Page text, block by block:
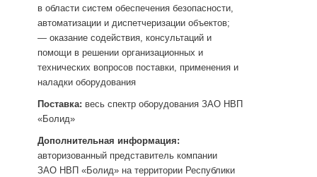
в области систем обеспечения безопасности,
автоматизации и диспетчеризации объектов;
— оказание содействия, консультаций и
помощи в решении организационных и
технических вопросов поставки, применения и
наладки оборудования
Поставка: весь спектр оборудования ЗАО НВП
«Болид»
Дополнительная информация:
авторизованный представитель компании
ЗАО НВП «Болид» на территории Республики